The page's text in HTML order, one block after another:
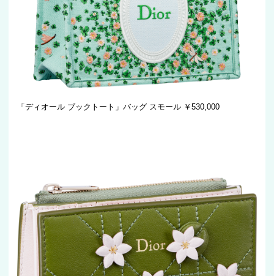
「ディオール ブックトート」バッグ スモール ￥530,000